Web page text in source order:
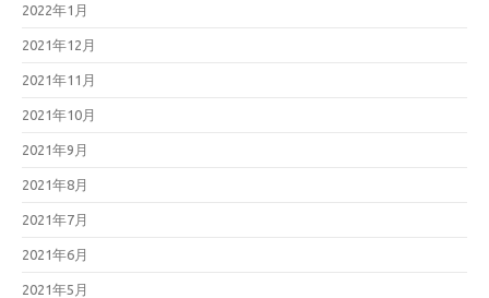
2022年1月
2021年12月
2021年11月
2021年10月
2021年9月
2021年8月
2021年7月
2021年6月
2021年5月